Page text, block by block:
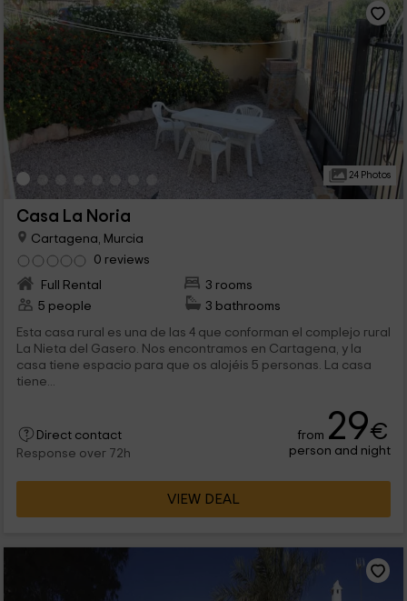
24 Photos
Casa La Noria
Cartagena, Murcia
0 reviews
Full Rental
3 rooms
5 people
3 bathrooms
Esta casa rural es una de las 4 que conforman el complejo rural
La Nieta del Gasero. Nos encontramos en Cartagena, y la
casa tiene espacio para que os alojéis 5 personas. La casa
tiene...
Direct contact
Response over 72h
from 29€
person and night
VIEW DEAL